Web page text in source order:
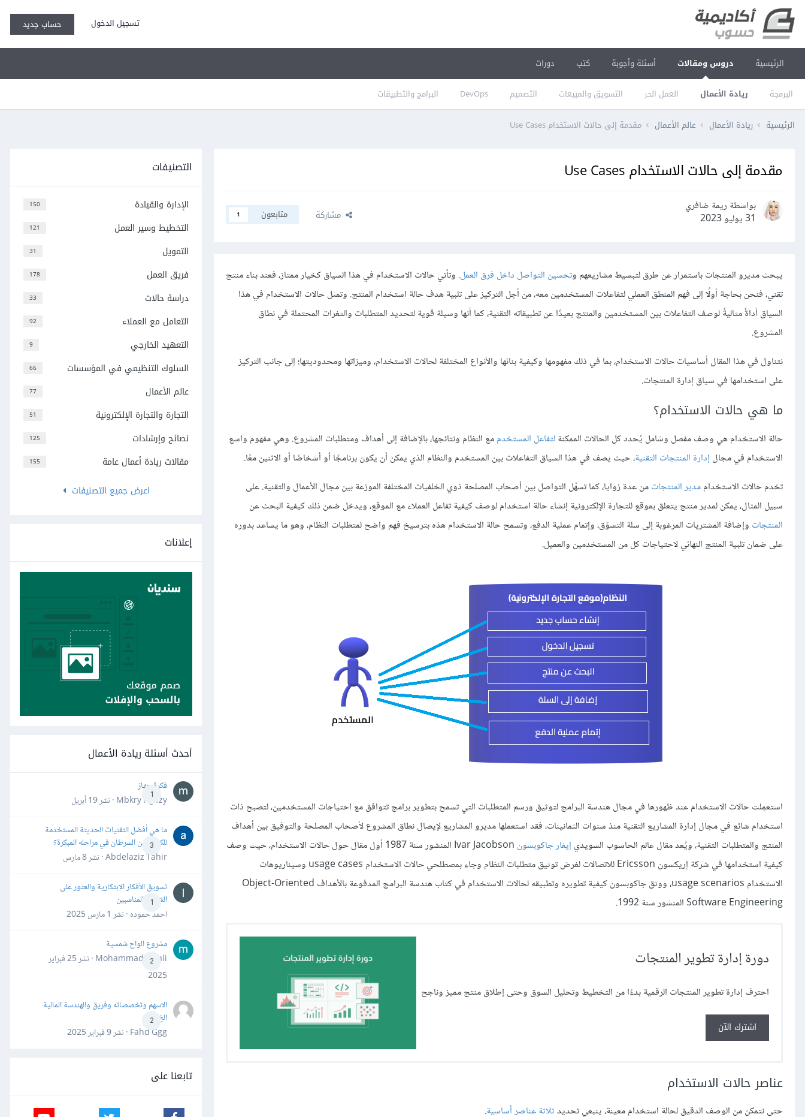
تسجيل الدخول حساب جديد
الرئيسية دروس ومقالات
البرمجة ريادة الأعمال العمل الحر التسويق والمبيعات التصميم DevOps البرامج والتطبيقات
أسئلة وأجوبة كتب دورات
الرئيسية ريادة الأعمال عالم الأعمال مقدمة إلى حالات الاستخدام Use Cases
مقدمة إلى حالات الاستخدام Use Cases
بواسطة ريمة ضافري
31 يوليو 2023
مشاركة متابعون 1
يبحث مديرو المنتجات باستمرار عن طرق لتبسيط مشاريعهم وتحسين التواصل داخل فرق العمل. وتأتي حالات الاستخدام في هذا السياق كخيار ممتاز، فعند بناء منتج
تقني، فنحن بحاجة أولًا إلى فهم المنطق العملي لتفاعلات المستخدمين معه، من أجل التركيز على تلبية هدف حالة استخدام المنتج. وتمثل حالات الاستخدام في هذا
السياق أداةً مثاليةً لوصف التفاعلات بين المستخدمين والمنتج بعيدًا عن تطبيقاته التقنية، كما أنها وسيلة قوية لتحديد المتطلبات والثغرات المحتملة في نطاق
المشروع.
نتناول في هذا المقال أساسيات حالات الاستخدام، بما في ذلك مفهومها وكيفية بنائها والأنواع المختلفة لحالات الاستخدام، وميزاتها ومحدوديتها؛ إلى جانب التركيز
على استخدامها في سياق إدارة المنتجات.
ما هي حالات الاستخدام؟
حالة الاستخدام هي وصف مفصل وشامل يُحدد كل الحالات الممكنةلتفاعل المستخدممع النظام ونتائجها، بالإضافة إلى أهداف ومتطلبات المشروع. وهي مفهوم واسع
الاستخدام في مجال إدارة المنتجات التقنية، حيث يصف في هذا السياق التفاعلات بين المستخدم والنظام الذي يمكن أن يكون برنامجًا أو أشخاصًا أو الاثنين معًا.
تخدم حالات الاستخداممدير المنتجاتمن عدة زوايا، كما تسهّل التواصل بين أصحاب المصلحة ذوي الخلفيات المختلفة الموزعة بين مجال الأعمال والتقنية. على
سبيل المثال، يمكن لمدير منتج يتعلق بموقع للتجارة الإلكترونية إنشاء حالة استخدام لوصف كيفية تفاعل العملاء مع الموقع، ويدخل ضمن ذلك كيفية البحث عن
المنتجات وإضافة المشتريات المرغوبة إلى سلة التسوّق، وإتمام عملية الدفع، وتسمح حالة الاستخدام هذه بترسيخ فهم واضح لمتطلبات النظام، وهو ما يساعد بدوره
على ضمان تلبية المنتج النهائي لاحتياجات كل من المستخدمين والعميل.
استعمِلت حالات الاستخدام عند ظهورها في مجال هندسة البرامج لتوثيق ورسم المتطلبات التي تسمح بتطوير برامج تتوافق مع احتياجات المستخدمين، لتصبح ذات
استخدام شائع في مجال إدارة المشاريع التقنية منذ سنوات الثمانينات، فقد استعملها مديرو المشاريع لإيصال نطاق المشروع لأصحاب المصلحة والتوفيق بين أهداف
المنتج والمتطلبات التقنية، ويُعد مقال عالم الحاسوب السويدي إيفار جاكوبسون
Ivar Jacobson المنشور سنة 1987 أول مقال حول حالات الاستخدام، حيث وصف
كيفية استخدامها في شركة إريكسون Ericsson للاتصالات لغرض توثيق متطلبات النظام وجاء بمصطلحي حالات الاستخدام usage cases وسيناريوهات
الاستخدام usage scenarios، ووثق جاكوبسون كيفية تطويره وتطبيقه لحالات الاستخدام في كتاب هندسة البرامج المدفوعة بالأهداف Object-Oriented
Software Engineering المنشور سنة 1992.
دورة إدارة تطوير المنتجات
احترف إدارة تطوير المنتجات الرقمية بدءًا من التخطيط وتحليل السوق وحتى إطلاق منتج مميز وناجح
اشترك الآن
عناصر حالات الاستخدام
حتى نتمكن من الوصف الدقيق لحالة استخدام معينة، ينبعي تحديدثلاثة عناصر أساسية.
التصنيفات
150 الإدارة والقيادة
121 التخطيط وسير العمل
31 التمويل
178 فريق العمل
33 دراسة حالات
92 التعامل مع العملاء
9 التعهيد الخارجي
66 السلوك التنظيمي في المؤسسات
77 عالم الأعمال
51 التجارة والتجارة الإلكترونية
125 نصائح وإرشادات
155
مقالات ريادة أعمال عامة
اعرض جميع التصنيفات
إعلانات
أحدث أسئلة ريادة الأعمال
1
فكرة جهاز
Mbkry Hgazy · نشر
19 أبريل
3
ما هي أفضل التقنيات الحديثة المستخدمة
للكشف عن السرطان في مراحله المبكرة؟
Abdelaziz Tahir · نشر
8 مارس
1
تسويق الأفكار الابتكارية والعثور على
الشركاء المناسبين
احمد حموده · نشر 1 مارس 2025
2
مشروع الواح شمسية
Mohammad Awali · نشر
25 فبراير
2025
2
الاسهم وتخصصاته وفريق والهندسة المالية
الخ
Fahd Ggg · نشر
9 فبراير 2025
تابعنا على